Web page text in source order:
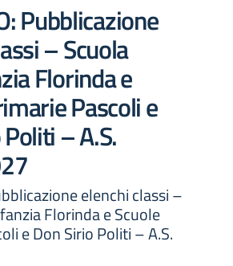
Pubblicazione
– Scuola
Florinda e
Pascoli e
– A.S.
elenchi classi –
Florinda e Scuole
e Don Sirio Politi – A.S.